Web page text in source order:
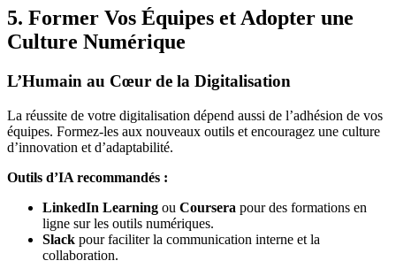
5. Former Vos Équipes et Adopter une
Culture Numérique
L’Humain au Cœur de la Digitalisation
La réussite de votre digitalisation dépend aussi de l’adhésion de vos
équipes. Formez-les aux nouveaux outils et encouragez une culture
d’innovation et d’adaptabilité.
Outils d’IA recommandés :
LinkedIn Learning ou Coursera pour des formations en
ligne sur les outils numériques.
Slack pour faciliter la communication interne et la
collaboration.